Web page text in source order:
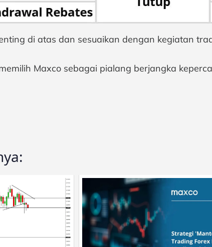
di atas dan sesuaikan dengan kegiatan
Maxco sebagai pialang berjangka